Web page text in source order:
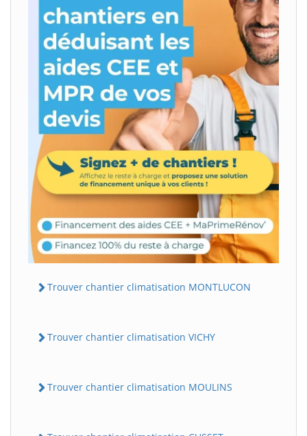
Trouver chantier climatisation MONTLUCON
Trouver chantier climatisation VICHY
Trouver chantier climatisation MOULINS